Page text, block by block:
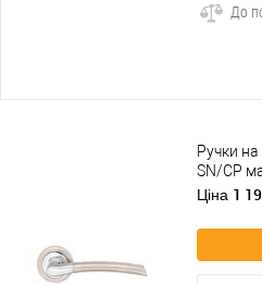
До
Ручки на
SN/CP
хром
Ціна 1